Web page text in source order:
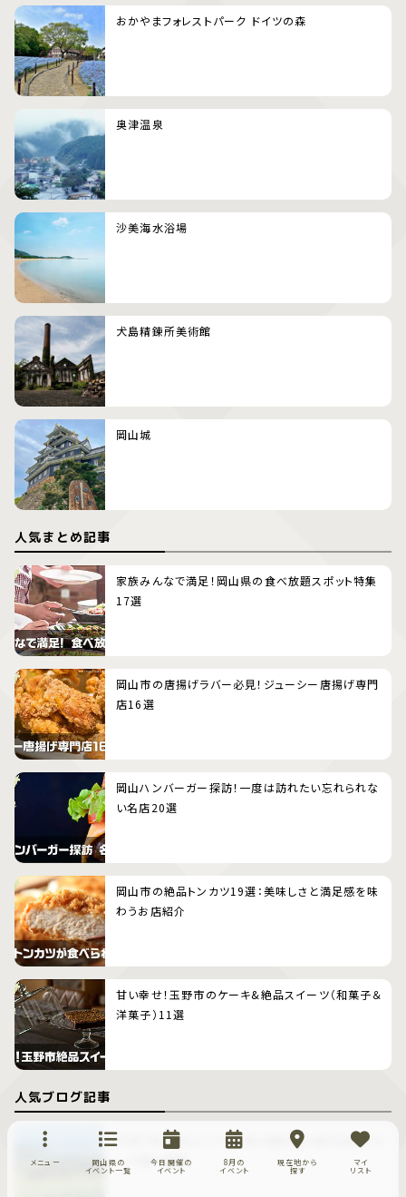
おかやまフォレストパーク ドイツの森
奥津温泉
沙美海水浴場
犬島精錬所美術館
岡山城
人気まとめ記事
家族みんなで満足！岡山県の食べ放題スポット特集
17選
岡山市の唐揚げラバー必見！ジューシー唐揚げ専門
店16選
岡山ハンバーガー探訪！一度は訪れたい忘れられな
い名店20選
岡山市の絶品トンカツ19選：美味しさと満足感を味
わうお店紹介
甘い幸せ！玉野市のケーキ&絶品スイーツ（和菓子＆
洋菓子）11選
人気ブログ記事
牛窓で咲き誇るヒマワリ、段々畑が織り成す日本のエ
ーゲ海の風景
メニュー
岡山県の
イベント一覧
今日開催の
イベント
8月の
イベント
現在地から
探す
マイ
リスト